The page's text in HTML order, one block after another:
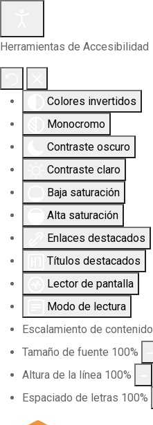
Herramientas de Accesibilidad
Colores invertidos
Monocromo
Contraste oscuro
Contraste claro
Baja saturación
Alta saturación
Enlaces destacados
Títulos destacados
Lector de pantalla
Modo de lectura
Escalamiento de contenido
Tamaño de fuente 100%
Altura de la línea 100%
Espaciado de letras 100%